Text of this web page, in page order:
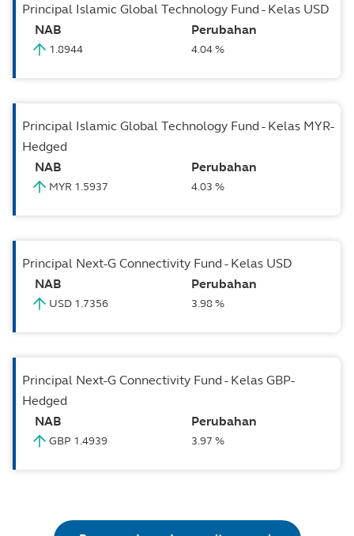
Principal Islamic Global Technology Fund - Kelas USD
NAB
1.8944
Perubahan
4.04 %
Principal Islamic Global Technology Fund - Kelas MYR-
Hedged
NAB
MYR 1.5937
Perubahan
4.03 %
Principal Next-G Connectivity Fund - Kelas USD
NAB
USD 1.7356
Perubahan
3.98 %
Principal Next-G Connectivity Fund - Kelas GBP-
Hedged
NAB
GBP 1.4939
Perubahan
3.97 %